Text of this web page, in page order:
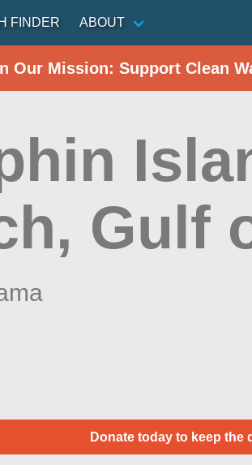
FINDER ABOUT
Our Mission: Support Clean
Gulf
Donate today to keep the